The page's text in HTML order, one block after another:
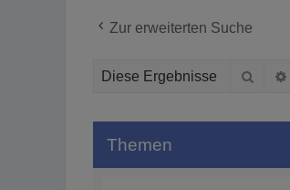
Zur erweiterten Suche
Suche
Themen